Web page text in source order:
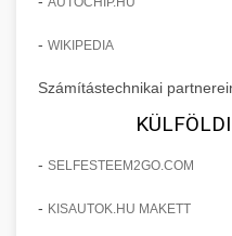
- WIKIPEDIA
Számítástechnikai
- SELFESTEEM2GO.COM
- KISAUTOK.HU MAKETT